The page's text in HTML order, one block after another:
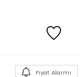
Fiyat Alarmı